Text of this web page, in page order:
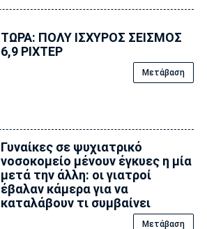
ΤΩΡΑ: ΠΟΛΥ ΙΣΧΥΡΟΣ ΣΕΙΣΜΟΣ
6,9 ΡΙΧΤΕΡ
Μετάβαση
Γυναίκες σε ψυχιατρικό
νοσοκομείο μένουν έγκυες η μία
μετά την άλλη: οι γιατροί
έβαλαν κάμερα για να
καταλάβουν τι συμβαίνει
Μετάβαση